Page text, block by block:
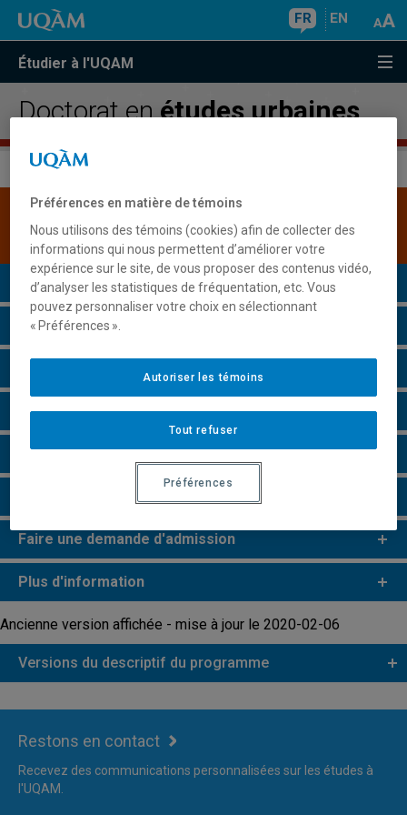
FR EN
Étudier à l'UQAM
Doctorat enétudes urbaines
disponible.Cliquez ici pour la consulter.
Présentation du programme
Conditions d'admission
Cours à suivre et horaires
Particularités
Perspectives professionnelles
Remarques et règlements
Faire une demande d'admission
Plus d'information
Ancienne version affichée - mise à jour le 2020-02-06
Versions du descriptif du programme
Restons en contact
Recevez des communications personnalisées sur les études à
l'UQAM.
Préférences en matière de témoins
Nous utilisons des témoins (cookies) afin de collecter des
informations qui nous permettent d’améliorer votre
expérience sur le site, de vous proposer des contenus vidéo,
d’analyser les statistiques de fréquentation, etc. Vous
pouvez personnaliser votre choix en sélectionnant
« Préférences ».
Tout refuser
Autoriser les témoins
Préférences